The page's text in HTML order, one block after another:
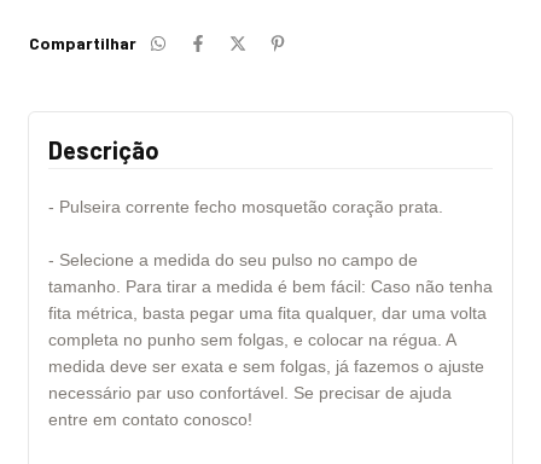
Compartilhar
Descrição
- Pulseira corrente fecho mosquetão coração prata.
- Selecione a medida do seu pulso no campo de
tamanho. Para tirar a medida é bem fácil: Caso não tenha
fita métrica, basta pegar uma fita qualquer, dar uma volta
completa no punho sem folgas, e colocar na régua. A
medida deve ser exata e sem folgas, já fazemos o ajuste
necessário par uso confortável. Se precisar de ajuda
entre em contato conosco!